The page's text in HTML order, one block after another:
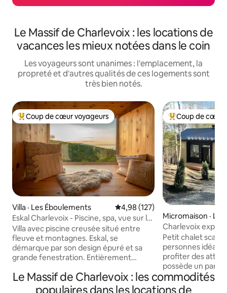
Le Massif de Charlevoix : les locations de
vacances les mieux notées dans le coin
Les voyageurs sont unanimes : l'emplacement, la
propreté et d'autres qualités de ces logements sont
très bien notés.
Coup de cœur voyageurs parmi les plus aimés
Coup de cœur voyageurs
Villa · Les Éboulements Note moyenne de 4,98 sur 5,
4,98 (127)
Eskal Charlevoix - Piscine, spa, vue sur le
Fleuve
Villa avec piscine creusée situé entre
fleuve et montagnes. Eskal, se
démarque par son design épuré et sa
grande fenestration. Entièrement
foyers, 3 chambres spacieuses avec salle
de bain privée, 1 salle de jeux et sans
Coup de cœur
Coup de cœur
Micromaison ·
nts
Charlevoix
pleine nature !
Petit chalet
personnes
profiter des
possède un
spa, hammam)
des bois, la vue
Le Massif de Charlevoix : les commodités